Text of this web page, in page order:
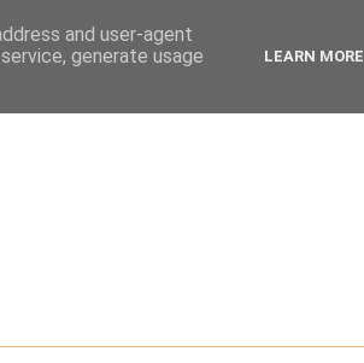
and user-agent
generate usage
LEARN MORE